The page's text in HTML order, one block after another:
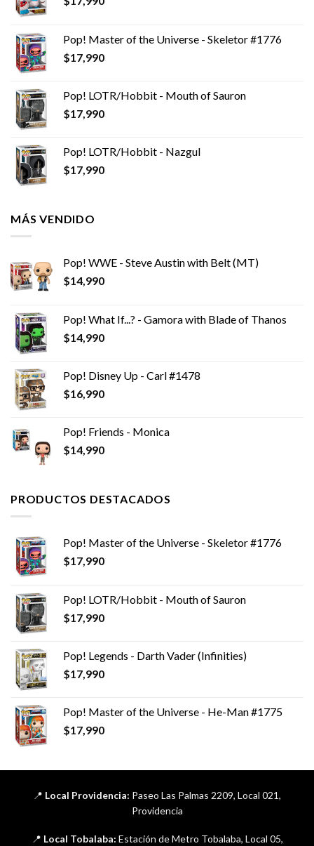
Pop! Master of the Universe - Skeletor #1776
$17,990
Pop! LOTR/Hobbit - Mouth of Sauron
$17,990
Pop! LOTR/Hobbit - Nazgul
$17,990
MÁS VENDIDO
Pop! WWE - Steve Austin with Belt (MT)
$14,990
Pop! What If...? - Gamora with Blade of Thanos
$14,990
Pop! Disney Up - Carl #1478
$16,990
Pop! Friends - Monica
$14,990
PRODUCTOS DESTACADOS
Pop! Master of the Universe - Skeletor #1776
$17,990
Pop! LOTR/Hobbit - Mouth of Sauron
$17,990
Pop! Legends - Darth Vader (Infinities)
$17,990
Pop! Master of the Universe - He-Man #1775
$17,990
📍 Local Providencia: Paseo Las Palmas 2209, Local 021,
Providencia
📍 Local Tobalaba: Estación de Metro Tobalaba, Local 05,